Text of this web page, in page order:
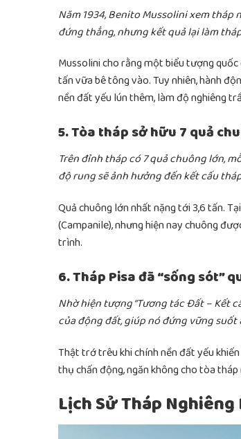
Năm 1934, Benito Mussolini xem
đứng thẳng, nhưng kết quả lại làm
Mussolini cho rằng một biểu tượng
tấn vữa bê tông vào. Tuy nhiên, hành
nền đất yếu lún thêm, làm độ nghiêng
5. Tòa tháp sở hữu 7 quả
Trên đỉnh tháp có 7 quả chuông lớn,
độ rung sẽ ảnh hưởng đến kết cấu
Quả chuông lớn nhất nặng tới 3,6 tấn.
(Campanile), nhưng hiện nay chuông
trình.
6. Tháp Pisa đã “sống sót”
Nhờ hiện tượng “Tương tác Đất – Kết
của động đất, giúp nó đứng vững suốt
Thật trớ trêu khi chính nền đất yếu
thụ chấn động, ngăn không cho tòa
Lịch Sử Tháp Nghiêng